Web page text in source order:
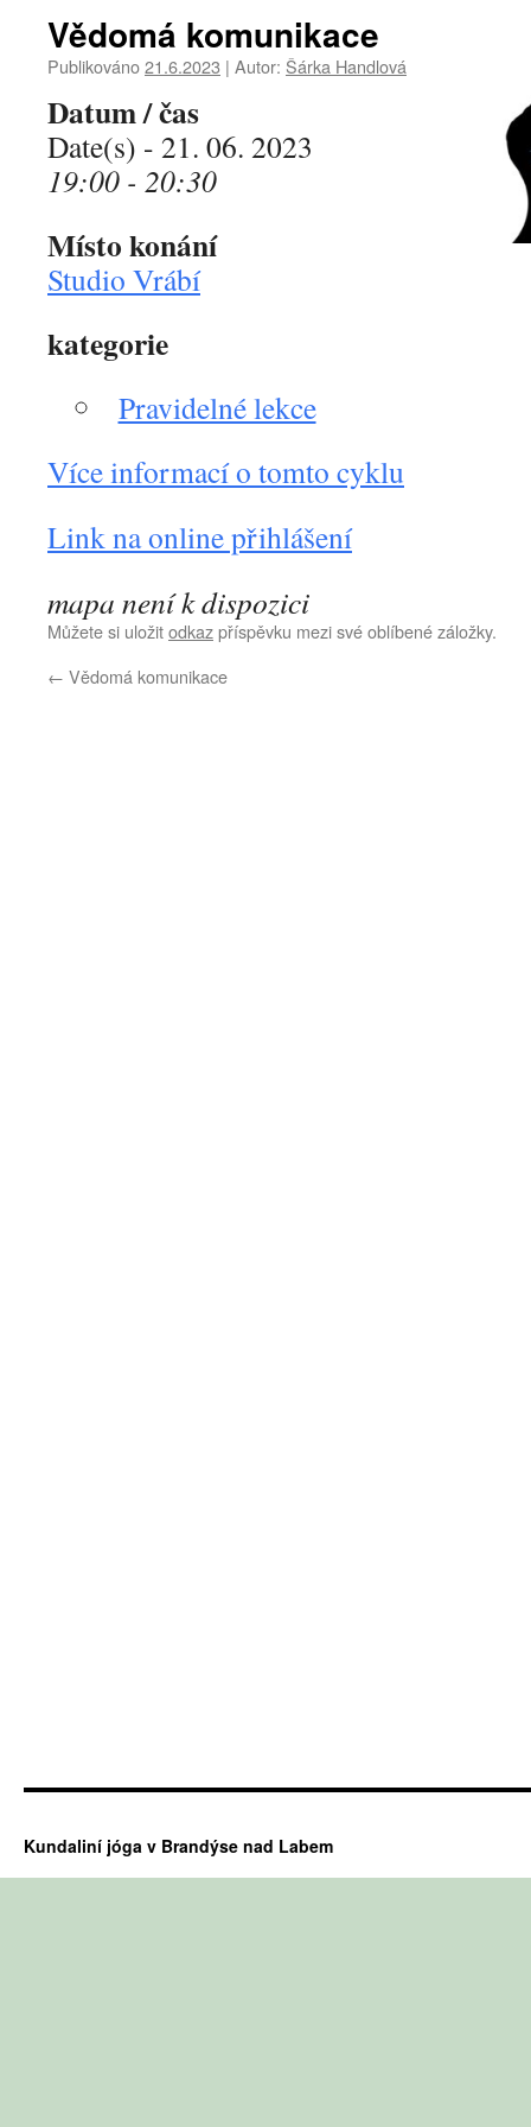
Vědomá komunikace
Publikováno21.6.2023 | Autor: Šárka Handlová
Datum / čas
Date(s) - 21. 06. 2023
19:00 - 20:30
Místo konání
Studio Vrábí
kategorie
Pravidelné lekce
Více informací o tomto cyklu
Link na online přihlášení
mapa není k dispozici
Můžete si uložitodkazpříspěvku mezi své oblíbené záložky.
← Vědomá komunikace
Kundaliní jóga v Brandýse nad Labem